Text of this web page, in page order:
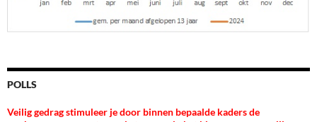
POLLS
Veilig gedrag stimuleer je door binnen bepaalde kaders de